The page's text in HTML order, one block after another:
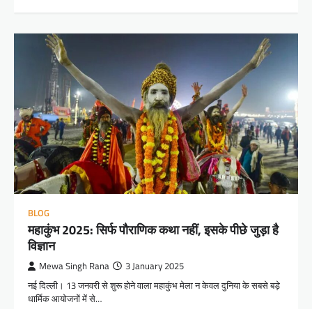
BLOG
महाकुंभ 2025: सिर्फ पौराणिक कथा नहीं, इसके पीछे जुड़ा है
विज्ञान
Mewa Singh Rana 3 January 2025
नई दिल्ली। 13 जनवरी से शुरू होने वाला महाकुंभ मेला न केवल दुनिया के सबसे बड़े
धार्मिक आयोजनों में से…